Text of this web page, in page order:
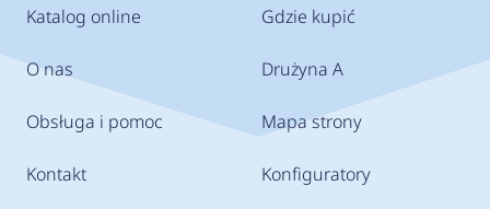
Katalog online
O nas
Obsługa i pomoc
Kontakt
Gdzie kupić
Drużyna A
Mapa strony
Konfiguratory